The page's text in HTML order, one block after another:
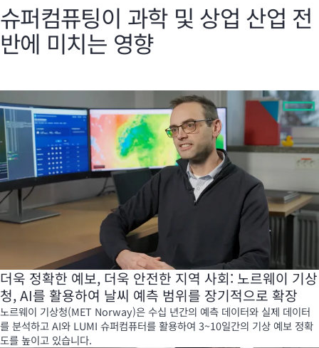
슈퍼컴퓨팅이 과학 및 상업 산업 전
반에 미치는 영향
더욱 정확한 예보, 더욱 안전한 지역 사회: 노르웨이 기상
청, AI를 활용하여 날씨 예측 범위를 장기적으로 확장
노르웨이 기상청(MET Norway)은 수십 년간의 예측 데이터와 실제 데이터
를 분석하고 AI와 LUMI 슈퍼컴퓨터를 활용하여 3~10일간의 기상 예보 정확
도를 높이고 있습니다.